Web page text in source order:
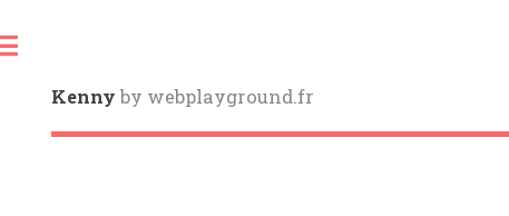
Kennyby webplayground.fr